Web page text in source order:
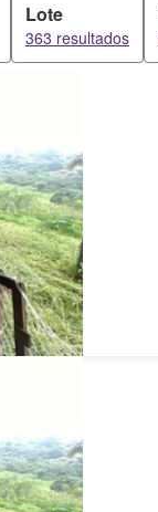
Lote
363 resultados